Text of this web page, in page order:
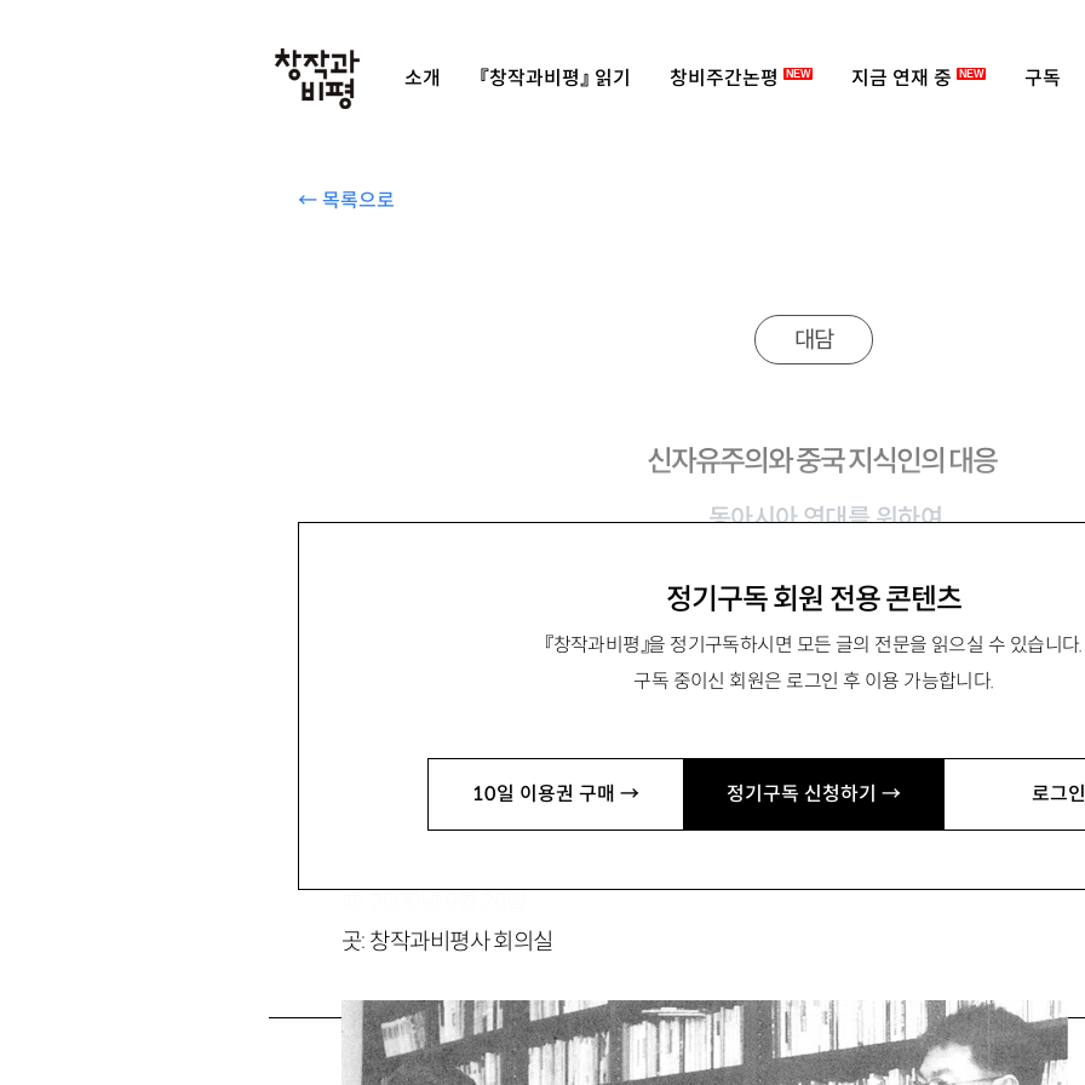
소개 『창작과비평』 읽기 창비주간논평 NEW 지금 연재 중 NEW 구독
← 목록으로
정기구독 회원 전용 콘텐츠
『창작과비평』을 정기구독하시면 모든 글의 전문을 읽으실 수 있습니다.
구독 중이신 회원은 로그인 후 이용 가능합니다.
10일 이용권 구매 → 정기구독 신청하기 → 로그
대담
신자유주의와 중국 지식인의 대응
동아시아 연대를 위하여
영동대학교 외국어학부 교수, 중국문학
곳: 창작과비평사 회의실